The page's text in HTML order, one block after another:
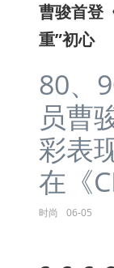
曹骏首登
重”初心
80、
员曹
彩表
在《
时尚 06-05